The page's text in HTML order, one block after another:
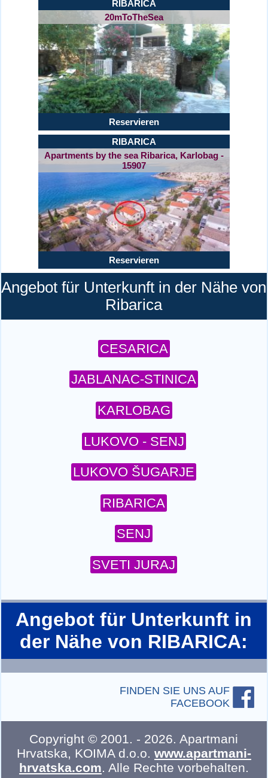
RIBARICA
20mToTheSea
Reservieren
RIBARICA
Apartments by the sea Ribarica, Karlobag -
15907
Reservieren
Angebot für Unterkunft in der Nähe von
Ribarica
CESARICA
JABLANAC-STINICA
KARLOBAG
LUKOVO - SENJ
LUKOVO ŠUGARJE
RIBARICA
SENJ
SVETI JURAJ
Angebot für Unterkunft in
der Nähe von RIBARICA:
FINDEN SIE UNS AUF
FACEBOOK
Copyright © 2001. - 2026.Apartmani
Hrvatska, KOIMA d.o.o. www.apartmani-
hrvatska.com. Alle Rechte vorbehalten.